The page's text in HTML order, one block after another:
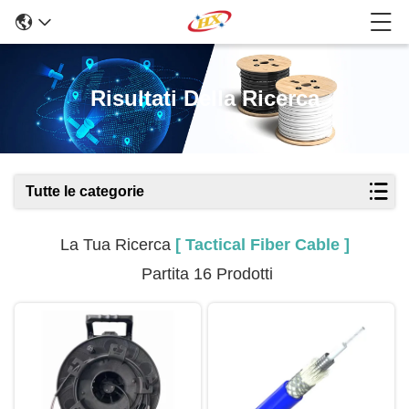
Risultati Della Ricerca
Tutte le categorie
La Tua Ricerca [ Tactical Fiber Cable ]
Partita 16 Prodotti